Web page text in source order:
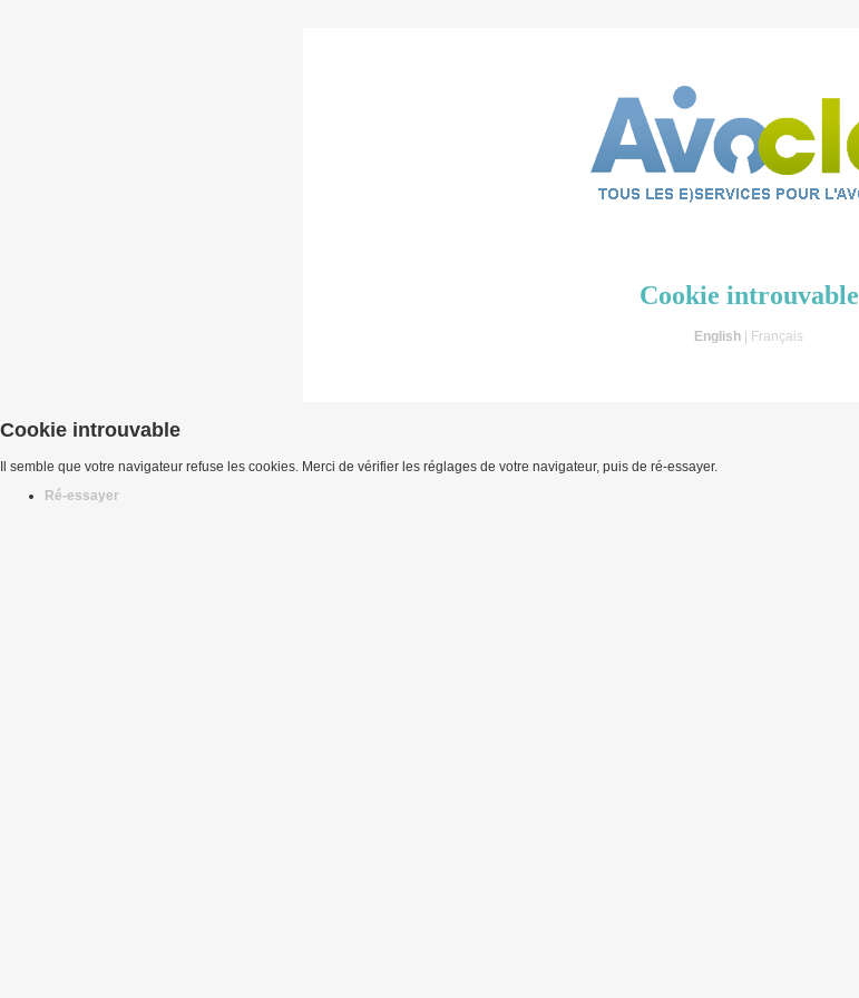
Cookie introuvable
English | Français
Cookie introuvable
Il semble que votre navigateur refuse les cookies. Merci de vérifier les réglages de votre navigateur, puis de ré-essayer.
Ré-essayer